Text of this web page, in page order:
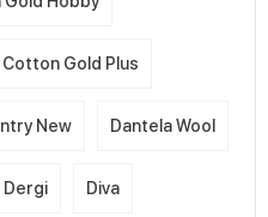
Cotton Gold Plus
New Dantela Wool
Dergi Diva